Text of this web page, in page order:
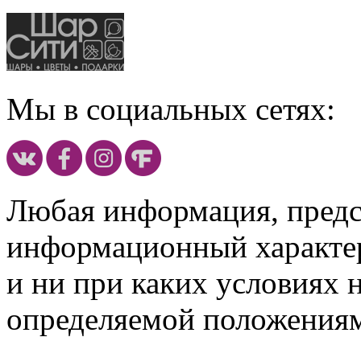
Мы в социальных сетях:
Любая информация,
информационный
и ни при каких условиях
определяемой